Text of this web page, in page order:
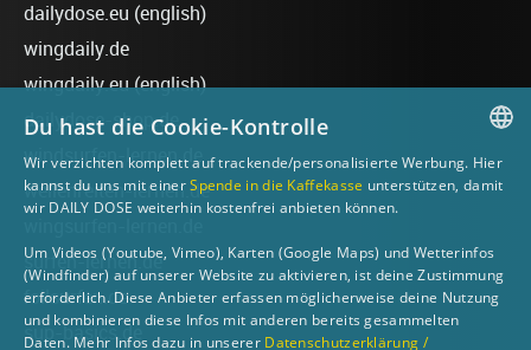
dailydose.eu (english)
wingdaily.de
wingdaily.eu(english)
dailydose-shop.de
windsurfen-lernen.de
wellenreiten-lernen.de
surfen-lernen.de
foilsurfen.de
sup-basics.de
GERMAN
Du hast die Cookie-Kontrolle
Wir verzichten komplett auf trackende/personalisierte Werbung. Hier
kannst du uns mit einerSpende in die Kaffekasse unterstützen, damit
wir DAILY DOSE weiterhin kostenfrei anbieten können.
Um Videos (Youtube, Vimeo), Karten (Google Maps) und Wetterinfos
(Windfinder) auf unserer Website zu aktivieren, ist deine Zustimmung
erforderlich. Diese Anbieter erfassen möglicherweise deine Nutzung
und kombinieren diese Infos mit anderen bereits gesammelten
Daten. Mehr Infos dazu in unserer Datenschutzerklärung /